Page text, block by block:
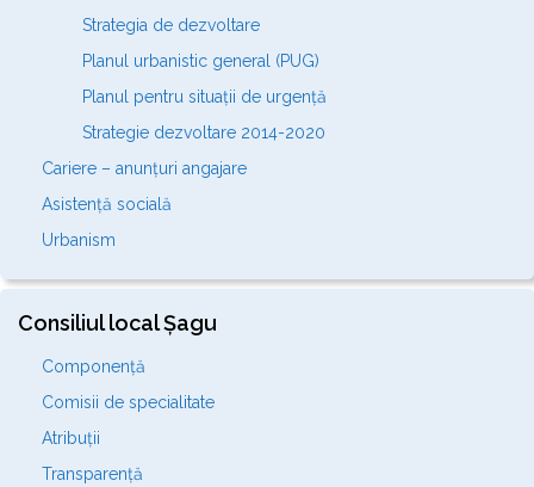
Strategia de dezvoltare
Planul urbanistic general (PUG)
Planul pentru situații de urgență
Strategie dezvoltare 2014-2020
Cariere – anunțuri angajare
Asistență socială
Urbanism
Consiliul local Șagu
Componență
Comisii de specialitate
Atribuții
Transparență